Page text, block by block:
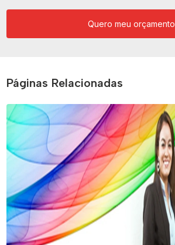
Quero meu orçamento
Páginas Relacionadas